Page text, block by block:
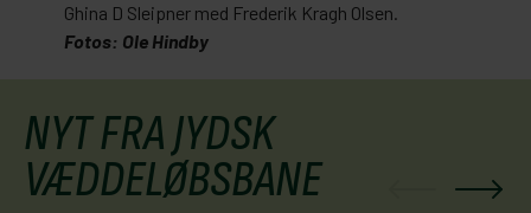
Ghina D Sleipner med Frederik Kragh Olsen.
Fotos: Ole Hindby
NYT FRA JYDSK
VÆDDELØBSBANE